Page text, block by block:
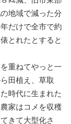
地域で減った分
だけで全市で約
とれたとすると
重ねてやっと一
田植え、草取
時代に生まれた
家はコメを収穫
きて大型化さ